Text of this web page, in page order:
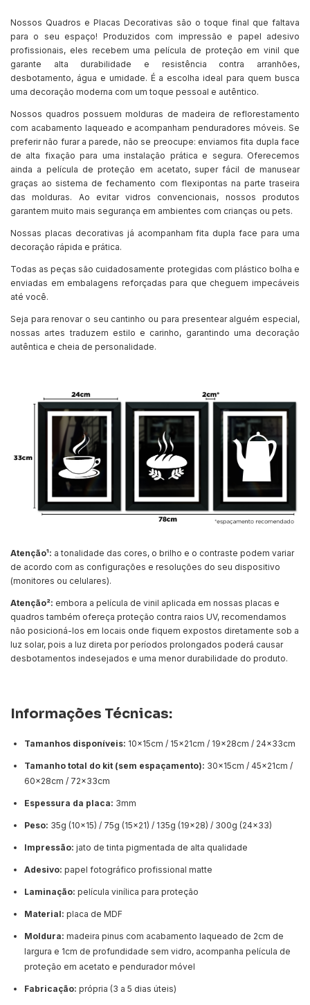
Nossos Quadros e Placas Decorativas são o toque final que faltava
para o seu espaço! Produzidos com impressão e papel adesivo
profissionais, eles recebem uma película de proteção em vinil que
garante alta durabilidade e resistência contra arranhões,
desbotamento, água e umidade. É a escolha ideal para quem busca
uma decoração moderna com um toque pessoal e autêntico.
Nossos quadros possuem molduras de madeira de reflorestamento
com acabamento laqueado e acompanham penduradores móveis. Se
preferir não furar a parede, não se preocupe: enviamos fita dupla face
de alta fixação para uma instalação prática e segura. Oferecemos
ainda a película de proteção em acetato, super fácil de manusear
graças ao sistema de fechamento com flexipontas na parte traseira
das molduras. Ao evitar vidros convencionais, nossos produtos
garantem muito mais segurança em ambientes com crianças ou pets.
Nossas placas decorativas já acompanham fita dupla face para uma
decoração rápida e prática.
Todas as peças são cuidadosamente protegidas com plástico bolha e
enviadas em embalagens reforçadas para que cheguem impecáveis
até você.
Seja para renovar o seu cantinho ou para presentear alguém especial,
nossas artes traduzem estilo e carinho, garantindo uma decoração
autêntica e cheia de personalidade.
Atenção¹: a tonalidade das cores, o brilho e o contraste podem variar
de acordo com as configurações e resoluções do seu dispositivo
(monitores ou celulares).
Atenção²: embora a película de vinil aplicada em nossas placas e
quadros também ofereça proteção contra raios UV, recomendamos
não posicioná-los em locais onde fiquem expostos diretamente sob a
luz solar, pois a luz direta por períodos prolongados poderá causar
desbotamentos indesejados e uma menor durabilidade do produto.
Informações Técnicas:
Tamanhos disponíveis: 10x15cm / 15x21cm / 19x28cm / 24x33cm
Tamanho total do kit (sem espaçamento): 30x15cm / 45x21cm /
60x28cm / 72x33cm
Espessura da placa: 3mm
Peso: 35g (10x15) / 75g (15x21) / 135g (19x28) / 300g (24x33)
Impressão: jato de tinta pigmentada de alta qualidade
Adesivo: papel fotográfico profissional matte
Laminação: película vinílica para proteção
Material: placa de MDF
Moldura: madeira pinus com acabamento laqueado de 2cm de
largura e 1cm de profundidade sem vidro, acompanha película de
proteção em acetato e pendurador móvel
Fabricação: própria (3 a 5 dias úteis)